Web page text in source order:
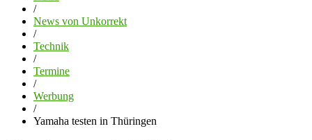
/
News von Unkorrekt
/
Technik
/
Termine
/
Werbung
/
Yamaha testen in Thüringen